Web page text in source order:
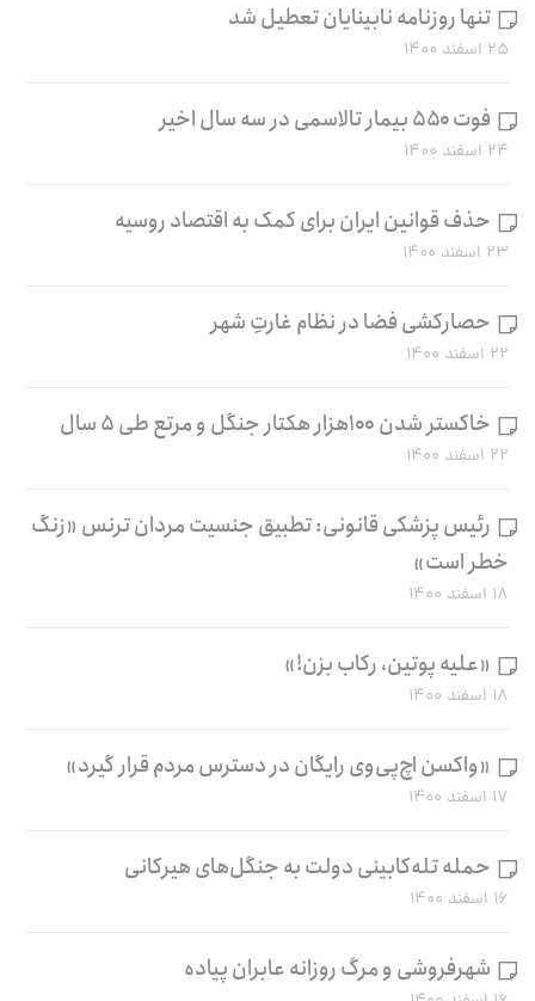
تنها روزنامه نابینایان تعطیل شد
۲۵ اسفند ۱۴۰۰
فوت ۵۵۰ بیمار تالاسمی در سه سال اخیر
۲۴ اسفند ۱۴۰۰
حذف قوانین ایران برای کمک به اقتصاد روسیه
۲۳ اسفند ۱۴۰۰
حصارکشی فضا در نظام غارتِ شهر
۲۲ اسفند ۱۴۰۰
خاکستر شدن ۱۰۰هزار هکتار جنگل و مرتع طی ۵ سال
۲۲ اسفند ۱۴۰۰
رئیس پزشکی قانونی: تطبیق جنسیت مردان ترنس «زنگ
خطر است»
۱۸ اسفند ۱۴۰۰
«علیه پوتین، رکاب بزن!»
۱۸ اسفند ۱۴۰۰
«واکسن اچ‌پی‌وی رایگان در دسترس مردم قرار گیرد»
۱۷ اسفند ۱۴۰۰
حمله تله‌کابینی دولت به جنگل‌های هیرکانی
۱۶ اسفند ۱۴۰۰
شهرفروشی و مرگ روزانه عابران پیاده